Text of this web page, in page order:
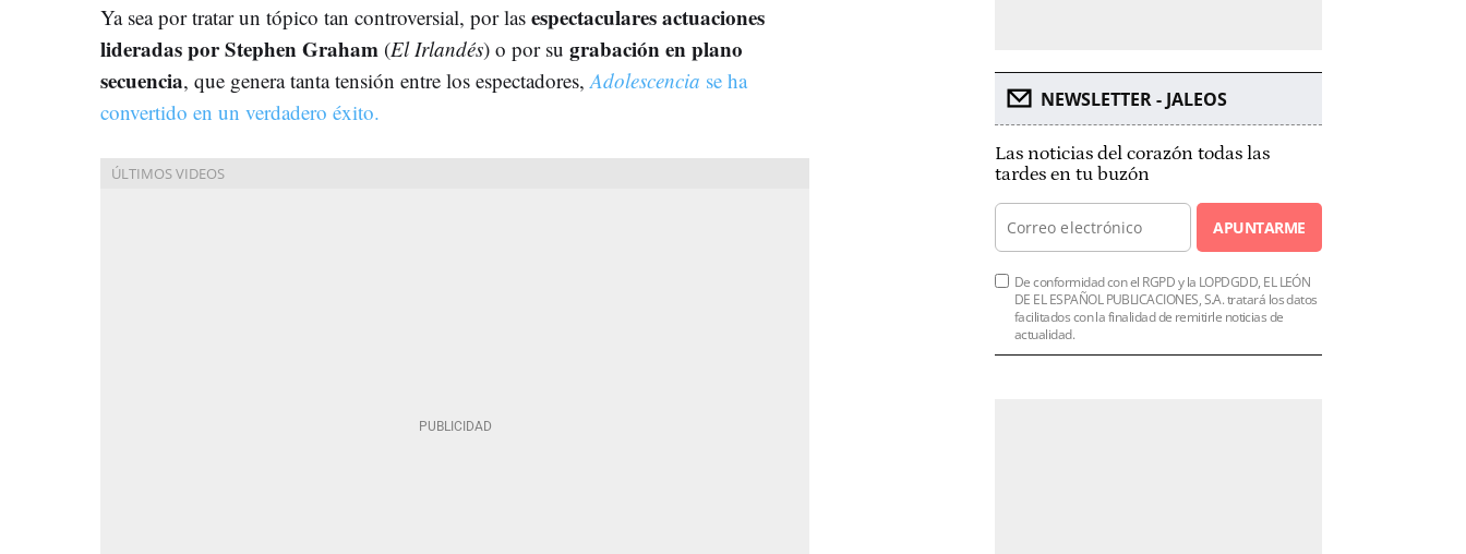
Ya sea por tratar un tópico tan controversial, por las espectaculares actuaciones
lideradas por Stephen Graham (El Irlandés) o por su grabación en plano
secuencia, que genera tanta tensión entre los espectadores, Adolescencia se ha
convertido en un verdadero éxito.
NEWSLETTER - JALEOS
Las noticias del corazón todas las
tardes en tu buzón
APUNTARME
De conformidad con el RGPD y la LOPDGDD, EL LEÓN
DE EL ESPAÑOL PUBLICACIONES, S.A. tratará los datos
facilitados con la finalidad de remitirle noticias de
actualidad.